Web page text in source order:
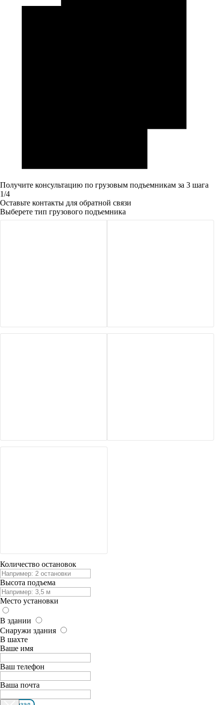
Получите консультацию по грузовым подъемникам за 3 шага
1/4
Оставьте контакты для обратной связи
Выберете тип грузового подъемника
Количество остановок
Высота подъема
Место установки
В здании
Снаружи здания
В шахте
Ваше имя
Ваш телефон
Ваша почта